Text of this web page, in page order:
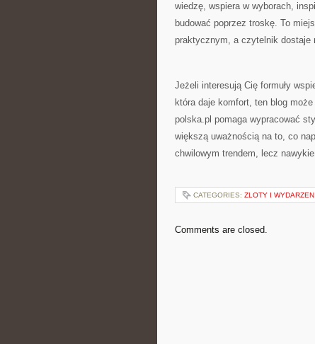
wiedzę, wspiera w wyborach,
budować poprzez troskę. To
praktycznym, a czytelnik dostaje
Jeżeli interesują Cię formuły
która daje komfort, ten blog
polska.pl pomaga wypracować
większą uważnością na to, co
chwilowym trendem, lecz
CATEGORIES: ZLOTY I
Comments are closed.